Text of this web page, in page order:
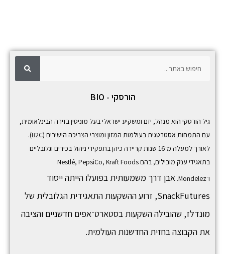
ח
י
פ
הורסקי - BIO
גיל הורסקי הוא מנהל, יזם ומשקיע ישראלי בעל מוניטין בזירה הבינלאומית,
עם התמחות אסטרטגית בעולמות המזון ומוצרי הצריכה הישירים (B2C).
לאורך למעלה מ־16 שנות קריירה כיהן בתפקידי ניהול בכירים וגלובליים
בתאגידי ענק מובילים, בהם
Nestlé, PepsiCo, Kraft Foods
ו־Mondelez
. אבן דרך משמעותית בפועלו הייתה ייסוד
SnackFutures, זרוע ההשקעות התאגידית הגלובלית של
מונדלז, שהובילה השקעות בסטארט־אפים חדשניים והציבה
את הקבוצה בחזית החדשנות העולמית.